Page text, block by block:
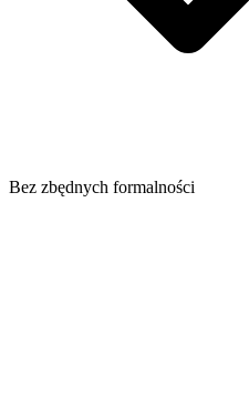
Bez zbędnych formalności